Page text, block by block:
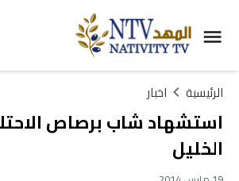
الرئيسية اخبار
استشهاد شاب برصاص
الخليل